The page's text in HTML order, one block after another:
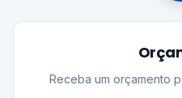
Receba um orçamento